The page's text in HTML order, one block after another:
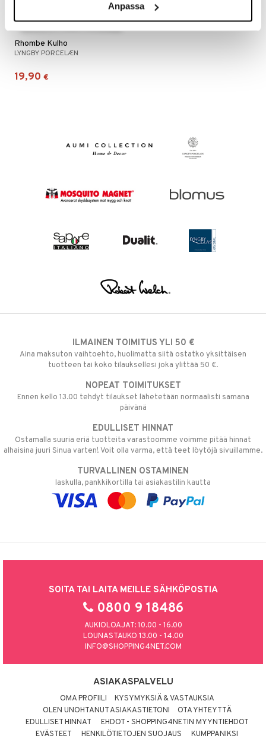
Anpassa
Rhombe Kulho
LYNGBY PORCELÆN
19,90 €
ILMAINEN TOIMITUS YLI 50 €
Aina maksuton vaihtoehto, huolimatta siitä ostatko yksittäisen
tuotteen tai koko tilauksellesi joka ylittää 50 €.
NOPEAT TOIMITUKSET
Ennen kello 13.00 tehdyt tilaukset lähetetään normaalisti samana
päivänä
EDULLISET HINNAT
Ostamalla suuria eriä tuotteita varastoomme voimme pitää hinnat
alhaisina juuri Sinua varten! Voit olla varma, että teet löytöjä sivuillamme.
TURVALLINEN OSTAMINEN
laskulla, pankkikortilla tai asiakastilin kautta
SOITA TAI LAITA MEILLE SÄHKÖPOSTIA
0800 9 18486
AUKIOLOAJAT: 10.00 - 16.00
LOUNASTAUKO 13.00 - 14.00
INFO@SHOPPING4NET.COM
ASIAKASPALVELU
OMA PROFIILI
KYSYMYKSIÄ & VASTAUKSIA
OLEN UNOHTANUT ASIAKASTIETONI
OTA YHTEYTTÄ
EDULLISET HINNAT
EHDOT - SHOPPING4NETIN MYYNTIEHDOT
EVÄSTEET
HENKILÖTIETOJEN SUOJAUS
KUMPPANIKSI